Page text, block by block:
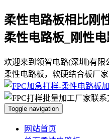
柔性电路板相比刚
柔性电路板_刚性
欢迎来到领智电路(深圳)有
柔性电路板，软硬结合板厂
Toggle navigation
网站首页